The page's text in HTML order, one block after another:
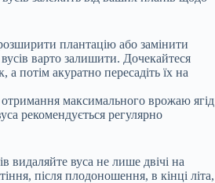
плантацію або замінити
варто залишити. Дочекайтеся
а потім акуратно пересадіть їх на
максимального врожаю ягід
рекомендується регулярно
видаляйте вуса не лише двічі на
після плодоношення, в кінці літа,